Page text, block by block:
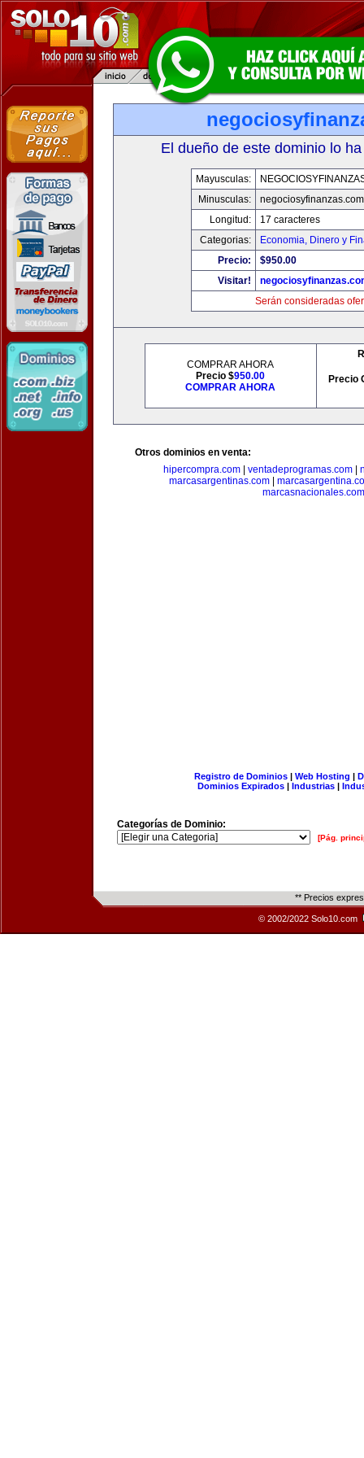
El dueño de este dominio lo
Mayusculas:
Minusculas:
negociosyfinanzas.com
Longitud:
17 caracteres
Categorias:
Economia, Dinero y
Precio:
$950.00
Visitar!
Serán consideradas
COMPRAR AHORA
Precio $950.00
COMPRAR AHORA
Precio
Otros dominios en venta:
hipercompra.com
ventadeprogramas.com
marcasargentinas.com
marcasnacionales.com
Registro de Dominios| Web Hosting |
Dominios Expirados | Industrias |
Categorías de Dominio:
[Pág.
** Precios
© 2002/2022 Solo10.com